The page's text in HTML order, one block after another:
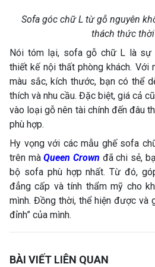
Sofa góc chữ L từ gỗ nguyên
thách thức
Nói tóm lại, sofa gỗ chữ L là sự
thiết kế nội thất phòng khách. Với
màu sắc, kích thước, bạn có thể
thích và nhu cầu. Đặc biệt, giá cả
vào loại gỗ nên tài chính đến đâu
phù hợp.
Hy vọng với các mẫu ghế sofa
trên màQueen Crown đã chi sẻ,
bộ sofa phù hợp nhất. Từ đó,
đẳng cấp và tính thẩm mỹ cho
mình. Đồng thời, thể hiện được và
đỉnh” của mình.
BÀI VIẾT LIÊN QUAN